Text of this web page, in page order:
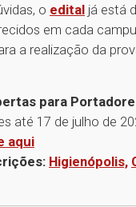
o edital já está
em cada
a realização da
para
até 17 de julho de
aqui
Higienópolis,